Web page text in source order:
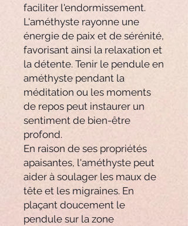
faciliter l'endormissement.
L'améthyste rayonne une
énergie de paix et de sérénité,
favorisant ainsi la relaxation et
la détente. Tenir le pendule en
améthyste pendant la
méditation ou les moments
de repos peut instaurer un
sentiment de bien-être
profond.
En raison de ses propriétés
apaisantes, l'améthyste peut
aider à soulager les maux de
tête et les migraines. En
plaçant doucement le
pendule sur la zone